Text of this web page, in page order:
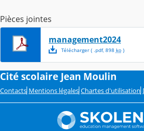
Pièces jointes
management2024
Télécharger( .pdf, 898 ko)
Cité scolaire Jean Moulin
Contacts Mentions légales Chartes d'utilisation